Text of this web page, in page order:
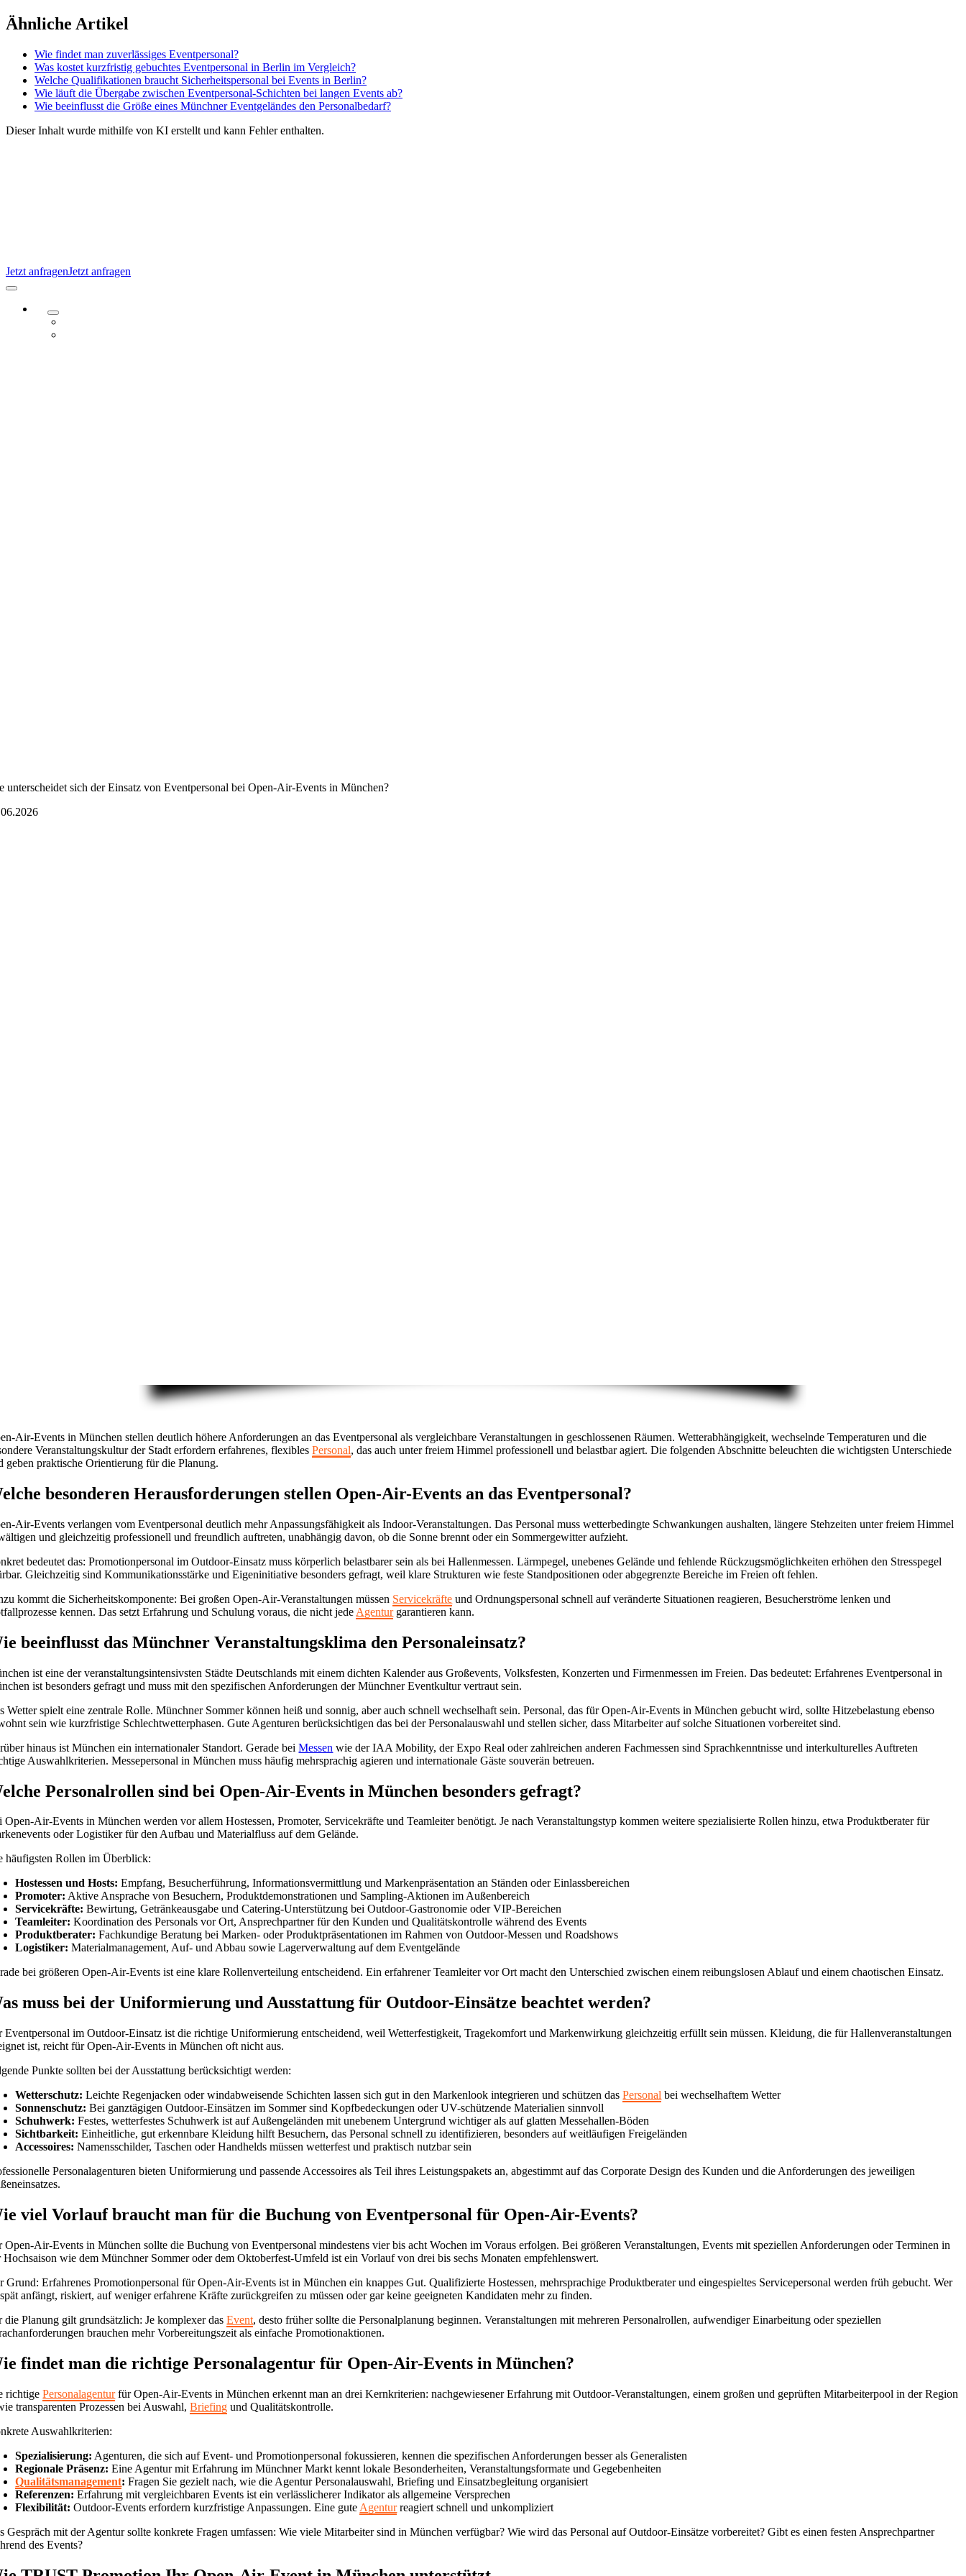
Zum
Inhalt
Jetzt anfragenJetzt anfragen
Navigation
Ähnliche Artikel
Wie findet man zuverlässiges Eventpersonal?
Was kostet kurzfristig gebuchtes Eventpersonal in Berlin im Vergleich?
Welche Qualifikationen braucht Sicherheitspersonal bei Events in Berlin?
Wie läuft die Übergabe zwischen Eventpersonal-Schichten bei langen Events ab?
Wie beeinflusst die Größe eines Münchner Eventgeländes den Personalbedarf?
Dieser Inhalt wurde mithilfe von KI erstellt und kann Fehler enthalten.
unterscheidet sich der Einsatz von Eventpersonal bei Open-Air-Events in München?
Air-Events in München stellen deutlich höhere Anforderungen an das Eventpersonal als vergleichbare Veranstaltungen in geschlossenen Räumen. Wetterabhängigkeit, wechselnde Temperaturen und die
Veranstaltungskultur der Stadt erfordern erfahrenes, flexiblesPersonal, das auch unter freiem Himmel professionell und belastbar agiert. Die folgenden Abschnitte beleuchten die wichtigsten Unterschiede
geben praktische Orientierung für die Planung.
besonderen Herausforderungen stellen Open-Air-Events an das Eventpersonal?
Air-Events verlangen vom Eventpersonal deutlich mehr Anpassungsfähigkeit als Indoor-Veranstaltungen. Das Personal muss wetterbedingte Schwankungen aushalten, längere Stehzeiten unter freiem Himmel
und gleichzeitig professionell und freundlich auftreten, unabhängig davon, ob die Sonne brennt oder ein Sommergewitter aufzieht.
bedeutet das: Promotionpersonal im Outdoor-Einsatz muss körperlich belastbarer sein als bei Hallenmessen. Lärmpegel, unebenes Gelände und fehlende Rückzugsmöglichkeiten erhöhen den Stresspegel
Gleichzeitig sind Kommunikationsstärke und Eigeninitiative besonders gefragt, weil klare Strukturen wie feste Standpositionen oder abgegrenzte Bereiche im Freien oft fehlen.
kommt die Sicherheitskomponente: Bei großen Open-Air-Veranstaltungen müssen Servicekräfte und Ordnungspersonal schnell auf veränderte Situationen reagieren, Besucherströme lenken und
kennen. Das setzt Erfahrung und Schulung voraus, die nicht jede Agenturgarantieren kann.
beeinflusst das Münchner Veranstaltungsklima den Personaleinsatz?
ist eine der veranstaltungsintensivsten Städte Deutschlands mit einem dichten Kalender aus Großevents, Volksfesten, Konzerten und Firmenmessen im Freien. Das bedeutet: Erfahrenes Eventpersonal in
ist besonders gefragt und muss mit den spezifischen Anforderungen der Münchner Eventkultur vertraut sein.
Wetter spielt eine zentrale Rolle. Münchner Sommer können heiß und sonnig, aber auch schnell wechselhaft sein. Personal, das für Open-Air-Events in München gebucht wird, sollte Hitzebelastung ebenso
sein wie kurzfristige Schlechtwetterphasen. Gute Agenturen berücksichtigen das bei der Personalauswahl und stellen sicher, dass Mitarbeiter auf solche Situationen vorbereitet sind.
hinaus ist München ein internationaler Standort. Gerade beiMessen wie der IAA Mobility, der Expo Real oder zahlreichen anderen Fachmessen sind Sprachkenntnisse und interkulturelles Auftreten
Auswahlkriterien. Messepersonal in München muss häufig mehrsprachig agieren und internationale Gäste souverän betreuen.
Personalrollen sind bei Open-Air-Events in München besonders gefragt?
Open-Air-Events in München werden vor allem Hostessen, Promoter, Servicekräfte und Teamleiter benötigt. Je nach Veranstaltungstyp kommen weitere spezialisierte Rollen hinzu, etwa Produktberater für
oder Logistiker für den Aufbau und Materialfluss auf dem Gelände.
häufigsten Rollen im Überblick:
Hostessen und Hosts: Empfang, Besucherführung, Informationsvermittlung und Markenpräsentation an Ständen oder Einlassbereichen
Promoter: Aktive Ansprache von Besuchern, Produktdemonstrationen und Sampling-Aktionen im Außenbereich
Servicekräfte: Bewirtung, Getränkeausgabe und Catering-Unterstützung bei Outdoor-Gastronomie oder VIP-Bereichen
Teamleiter: Koordination des Personals vor Ort, Ansprechpartner für den Kunden und Qualitätskontrolle während des Events
Produktberater: Fachkundige Beratung bei Marken- oder Produktpräsentationen im Rahmen von Outdoor-Messen und Roadshows
Logistiker: Materialmanagement, Auf- und Abbau sowie Lagerverwaltung auf dem Eventgelände
bei größeren Open-Air-Events ist eine klare Rollenverteilung entscheidend. Ein erfahrener Teamleiter vor Ort macht den Unterschied zwischen einem reibungslosen Ablauf und einem chaotischen Einsatz.
muss bei der Uniformierung und Ausstattung für Outdoor-Einsätze beachtet werden?
Eventpersonal im Outdoor-Einsatz ist die richtige Uniformierung entscheidend, weil Wetterfestigkeit, Tragekomfort und Markenwirkung gleichzeitig erfüllt sein müssen. Kleidung, die für Hallenveranstaltungen
ist, reicht für Open-Air-Events in München oft nicht aus.
Punkte sollten bei der Ausstattung berücksichtigt werden:
Wetterschutz: Leichte Regenjacken oder windabweisende Schichten lassen sich gut in den Markenlook integrieren und schützen dasPersonal bei wechselhaftem Wetter
Sonnenschutz: Bei ganztägigen Outdoor-Einsätzen im Sommer sind Kopfbedeckungen oder UV-schützende Materialien sinnvoll
Schuhwerk: Festes, wetterfestes Schuhwerk ist auf Außengeländen mit unebenem Untergrund wichtiger als auf glatten Messehallen-Böden
Sichtbarkeit: Einheitliche, gut erkennbare Kleidung hilft Besuchern, das Personal schnell zu identifizieren, besonders auf weitläufigen Freigeländen
Accessoires: Namensschilder, Taschen oder Handhelds müssen wetterfest und praktisch nutzbar sein
Personalagenturen bieten Uniformierung und passende Accessoires als Teil ihres Leistungspakets an, abgestimmt auf das Corporate Design des Kunden und die Anforderungen des jeweiligen
viel Vorlauf braucht man für die Buchung von Eventpersonal für Open-Air-Events?
Open-Air-Events in München sollte die Buchung von Eventpersonal mindestens vier bis acht Wochen im Voraus erfolgen. Bei größeren Veranstaltungen, Events mit speziellen Anforderungen oder Terminen in
Hochsaison wie dem Münchner Sommer oder dem Oktoberfest-Umfeld ist ein Vorlauf von drei bis sechs Monaten empfehlenswert.
Grund: Erfahrenes Promotionpersonal für Open-Air-Events ist in München ein knappes Gut. Qualifizierte Hostessen, mehrsprachige Produktberater und eingespieltes Servicepersonal werden früh gebucht. Wer
anfängt, riskiert, auf weniger erfahrene Kräfte zurückgreifen zu müssen oder gar keine geeigneten Kandidaten mehr zu finden.
die Planung gilt grundsätzlich: Je komplexer dasEvent, desto früher sollte die Personalplanung beginnen. Veranstaltungen mit mehreren Personalrollen, aufwendiger Einarbeitung oder speziellen
brauchen mehr Vorbereitungszeit als einfache Promotionaktionen.
findet man die richtige Personalagentur für Open-Air-Events in München?
richtigePersonalagenturfür Open-Air-Events in München erkennt man an drei Kernkriterien: nachgewiesener Erfahrung mit Outdoor-Veranstaltungen, einem großen und geprüften Mitarbeiterpool in der Region
transparenten Prozessen bei Auswahl,Briefing und Qualitätskontrolle.
Auswahlkriterien:
Spezialisierung: Agenturen, die sich auf Event- und Promotionpersonal fokussieren, kennen die spezifischen Anforderungen besser als Generalisten
Regionale Präsenz: Eine Agentur mit Erfahrung im Münchner Markt kennt lokale Besonderheiten, Veranstaltungsformate und Gegebenheiten
Qualitätsmanagement: Fragen Sie gezielt nach, wie die Agentur Personalauswahl, Briefing und Einsatzbegleitung organisiert
Referenzen: Erfahrung mit vergleichbaren Events ist ein verlässlicherer Indikator als allgemeine Versprechen
Flexibilität: Outdoor-Events erfordern kurzfristige Anpassungen. Eine gute Agenturreagiert schnell und unkompliziert
Gespräch mit der Agentur sollte konkrete Fragen umfassen: Wie viele Mitarbeiter sind in München verfügbar? Wie wird das Personal auf Outdoor-Einsätze vorbereitet? Gibt es einen festen Ansprechpartner
des Events?